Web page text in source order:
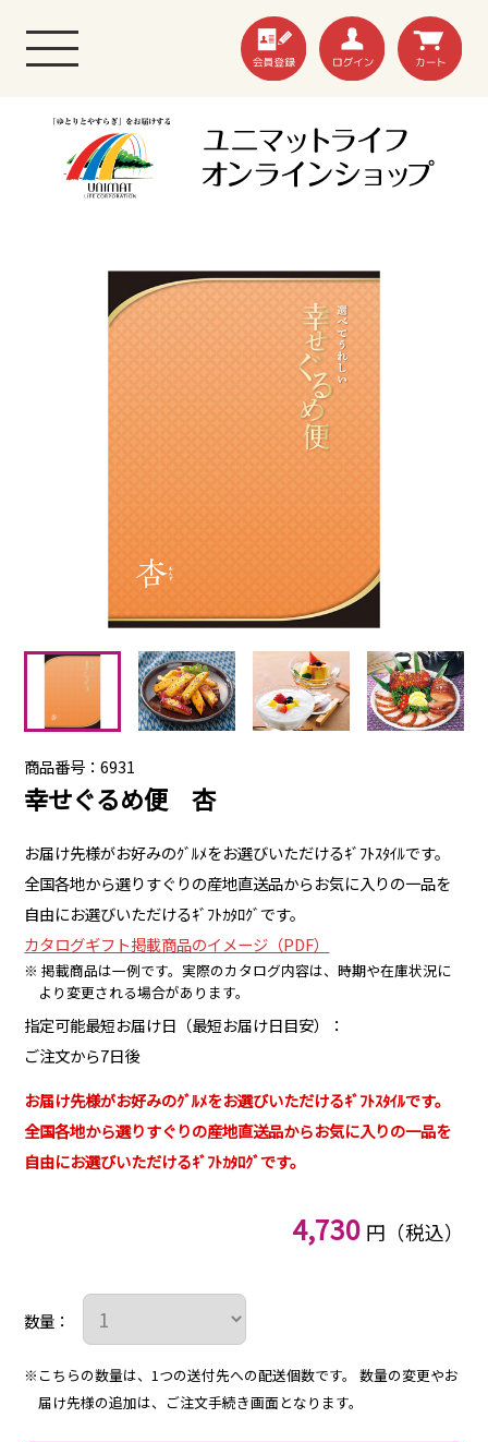
商品番号：6931
幸せぐるめ便 杏
お届け先様がお好みのｸﾞﾙﾒをお選びいただけるｷﾞﾌﾄｽﾀｲﾙです。
全国各地から選りすぐりの産地直送品からお気に入りの一品を
自由にお選びいただけるｷﾞﾌﾄｶﾀﾛｸﾞです。
カタログギフト掲載商品のイメージ（PDF）
※ 掲載商品は一例です。実際のカタログ内容は、時期や在庫状況に
より変更される場合があります。
指定可能最短お届け日（最短お届け日目安）：
ご注文から7日後
お届け先様がお好みのｸﾞﾙﾒをお選びいただけるｷﾞﾌﾄｽﾀｲﾙです。
全国各地から選りすぐりの産地直送品からお気に入りの一品を
自由にお選びいただけるｷﾞﾌﾄｶﾀﾛｸﾞです。
4,730 円（税込）
数量：
※こちらの数量は、1つの送付先への配送個数です。
数量の変更やお
届け先様の追加は、ご注文手続き画面となります。